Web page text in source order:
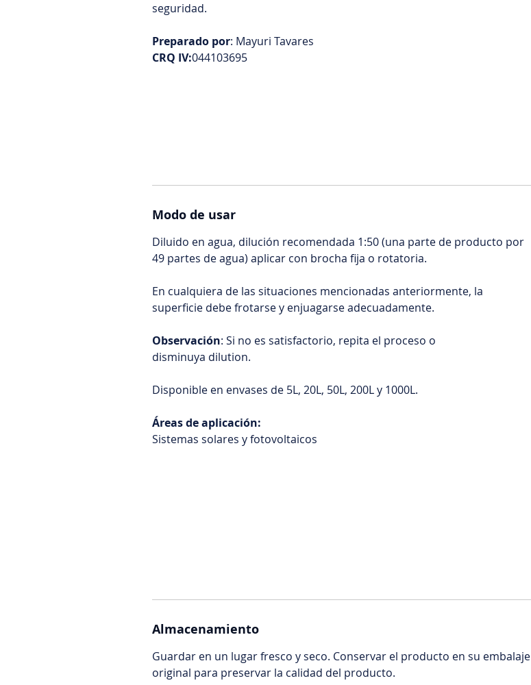
seguridad.
Preparado por: Mayuri Tavares
CRQ IV:044103695
Modo de usar
Diluido en agua, dilución recomendada 1:50 (una parte de producto por
49 partes de agua) aplicar con brocha fija o rotatoria.
En cualquiera de las situaciones mencionadas anteriormente, la
superficie debe frotarse y enjuagarse adecuadamente.
Observación: Si no es satisfactorio, repita el proceso o
disminuya dilution.
Disponible en envases de 5L, 20L, 50L, 200L y 1000L.
Áreas de aplicación:
Sistemas solares y fotovoltaicos
Almacenamiento
Guardar en un lugar fresco y seco. Conservar el producto en su embalaje
original para preservar la calidad del producto.